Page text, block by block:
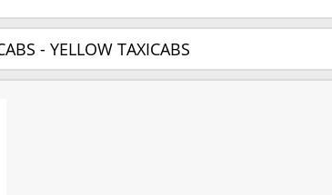
- YELLOW TAXICABS